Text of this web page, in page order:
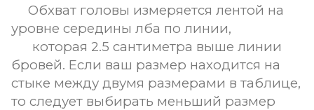
Обхват головы измеряется лентой на
уровне середины лба по линии,
которая 2.5 сантиметра выше линии
бровей. Если ваш размер находится на
стыке между двумя размерами в таблице,
то следует выбирать меньший размер